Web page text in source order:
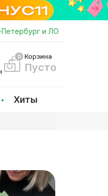
Петербург и ЛО
Корзина
Пусто
Хиты